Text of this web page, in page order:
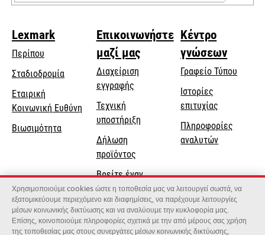
Lexmark
Περίπου
Σταδιοδρομία
Εταιρική
Κοινωνική Ευθύνη opens
new
Βιωσιμότητα
Επικοινωνήστε
μαζί μας
Διαχείριση
εγγραφής
Τεχνική
υποστήριξηopens
tab
Δήλωση
προϊόντος
Βρείτε έναν
αντιπρόσωπο
Κατάλογος
χονδρεμπόρων
Κέντρο
γνώσεων
Γραφείο Τύπου
Ιστορίες
επιτυχίας
Πληροφορίες
αναλυτών
Χρησιμοποιούμε cookies ώστε η τοποθεσία μας να λειτουργεί σωστά, να
εξατομικεύουμε περιεχόμενο και διαφημίσεις, να παρέχουμε λειτουργίες
μέσων κοινωνικής δικτύωσης και να αναλύουμε την κυκλοφορία μας.
Επίσης, κοινοποιούμε πληροφορίες σχετικά με την από μέρους σας χρήση
της τοποθεσίας μας στους συνεργάτες μέσων κοινωνικής δικτύωσης,